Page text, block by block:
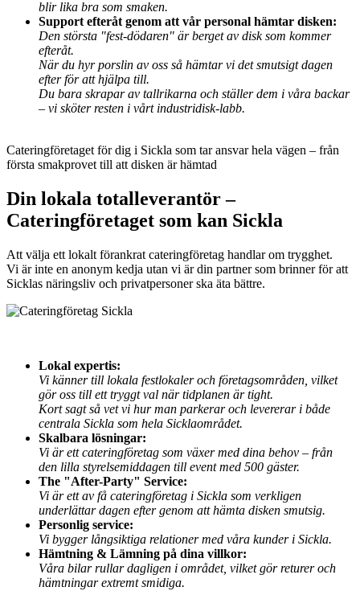
blir lika bra som smaken.
Support efteråt genom att vår personal hämtar disken:
Den största "fest-dödaren" är berget av disk som kommer
efteråt.
När du hyr porslin av oss så hämtar vi det smutsigt dagen
efter för att hjälpa till.
Du bara skrapar av tallrikarna och ställer dem i våra backar
– vi sköter resten i vårt industridisk-labb.
Cateringföretaget för dig i Sickla som tar ansvar hela vägen – från
första smakprovet till att disken är hämtad
Din lokala totalleverantör –
Cateringföretaget som kan Sickla
Att välja ett lokalt förankrat cateringföretag handlar om trygghet.
Vi är inte en anonym kedja utan vi är din partner som brinner för att
Sicklas näringsliv och privatpersoner ska äta bättre.
Lokal expertis:
Vi känner till lokala festlokaler och företagsområden, vilket
gör oss till ett tryggt val när tidplanen är tight.
Kort sagt så vet vi hur man parkerar och levererar i både
centrala Sickla som hela Sicklaområdet.
Skalbara lösningar:
Vi är ett cateringföretag som växer med dina behov – från
den lilla styrelsemiddagen till event med 500 gäster.
The "After-Party" Service:
Vi är ett av få cateringföretag i Sickla som verkligen
underlättar dagen efter genom att hämta disken smutsig.
Personlig service:
Vi bygger långsiktiga relationer med våra kunder i Sickla.
Hämtning & Lämning på dina villkor:
Våra bilar rullar dagligen i området, vilket gör returer och
hämtningar extremt smidiga.